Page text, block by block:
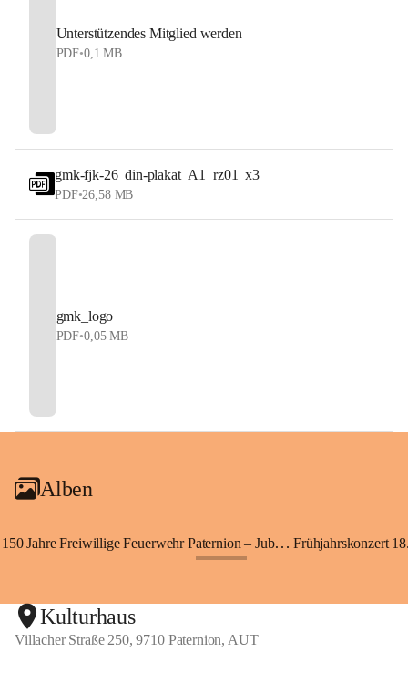
Unterstützendes Mitglied werden
PDF•0,1 MB
gmk-fjk-26_din-plakat_A1_rz01_x3
PDF•26,58 MB
gmk_logo
PDF•0,05 MB
Alben
150 Jahre Freiwillige Feuerwehr Paternion – Jubiläumsfest Frühjahrskonzert
Kulturhaus
Villacher Straße 250, 9710 Paternion, AUT